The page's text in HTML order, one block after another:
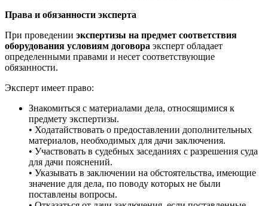
Права и обязанности эксперта
При проведении экспертизы на предмет соответствия
оборудования условиям договора эксперт обладает
определенными правами и несет соответствующие
обязанности.
Эксперт имеет право:
Знакомиться с материалами дела, относящимися к
предмету экспертизы.
• Ходатайствовать о предоставлении дополнительных
материалов, необходимых для дачи заключения.
• Участвовать в судебных заседаниях с разрешения суда
для дачи пояснений.
• Указывать в заключении на обстоятельства, имеющие
значение для дела, по поводу которых не были
поставлены вопросы.